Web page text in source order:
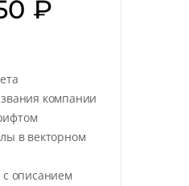
₽
компании
в векторном
описанием